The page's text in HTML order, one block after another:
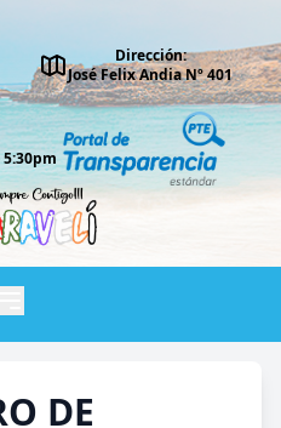
Dirección:
José Felix Andia Nº 401
5:30pm
DE